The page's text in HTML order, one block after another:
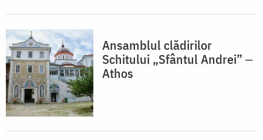
Ansamblul clădirilor
Schitului „Sfântul Andrei” ‒
Athos